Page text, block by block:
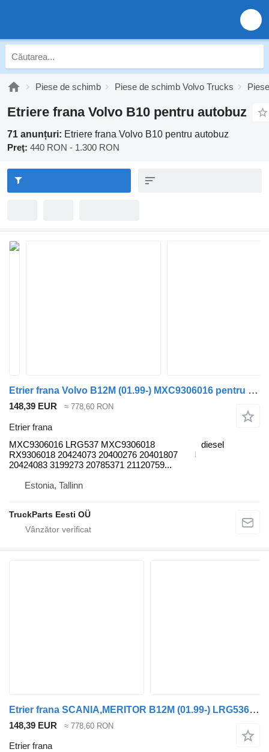
Piese de schimb Piese de schimb Volvo Trucks
Etriere frana Volvo B10 pentru autobuz
71 anunțuri: Etriere frana Volvo B10 pentru autobuz
Preţ: 440 RON - 1.300 RON
Etrier frana Volvo B12M (01.99-) MXC9306016 pentru autobuz Volvo B6, B7, B9, B10, B12 bus (1978-2011)
148,39 EUR ≈ 778,60 RON
Etrier frana
MXC9306016 LRG537 MXC9306018
RX9306018 20424073 20400276 20401807
20424083 3199273 20785371 21120759...
diesel
Estonia, Tallinn
TruckParts Eesti OÜ
Etrier frana SCANIA,MERITOR B12M (01.99-) LRG536 pentru autobuz Volvo B6, B7, B9, B10, B12 bus (1978-2011)
148,39 EUR ≈ 778,60 RON
Etrier frana